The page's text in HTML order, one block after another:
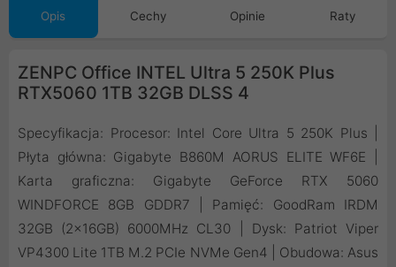
Opis Cechy Opinie Raty
ZENPC Office INTEL Ultra 5 250K Plus
RTX5060 1TB 32GB DLSS 4
Specyfikacja: Procesor: Intel Core Ultra 5 250K Plus |
Płyta główna: Gigabyte B860M AORUS ELITE WF6E |
Karta graficzna: Gigabyte GeForce RTX 5060
WINDFORCE 8GB GDDR7 | Pamięć: GoodRam IRDM
32GB (2x16GB) 6000MHz CL30 | Dysk: Patriot Viper
VP4300 Lite 1TB M.2 PCIe NVMe Gen4 | Obudowa: Asus